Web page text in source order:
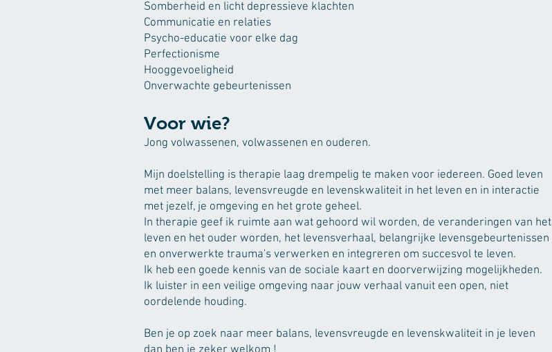
Somberheid en licht depressieve klachten
Communicatie en relaties
Psycho-educatie voor elke dag
Perfectionisme
Hooggevoeligheid
Onverwachte gebeurtenissen
Voor wie?
Jong volwassenen, volwassenen en ouderen.
Mijn doelstelling is therapie laag drempelig te maken voor iedereen. Goed leven
met meer balans, levensvreugde en levenskwaliteit in het leven en in interactie
met jezelf, je omgeving en het grote geheel.
In therapie geef ik ruimte aan wat gehoord wil worden, de veranderingen van het
leven en het ouder worden, het levensverhaal, belangrijke levensgebeurtenissen
en onverwerkte trauma's verwerken en integreren om succesvol te leven.
Ik heb een goede kennis van de sociale kaart en doorverwijzing mogelijkheden.
Ik luister in een veilige omgeving naar jouw verhaal vanuit een open, niet
oordelende houding.
Ben je op zoek naar meer balans, levensvreugde en levenskwaliteit in je leven